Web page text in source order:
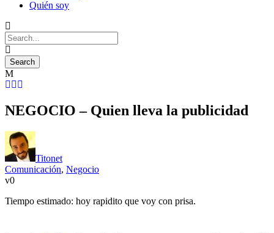
Quién soy
NEGOCIO – Quien lleva la publicidad
Titonet
Comunicación, Negocio
0
Tiempo estimado: hoy rapidito que voy con prisa.